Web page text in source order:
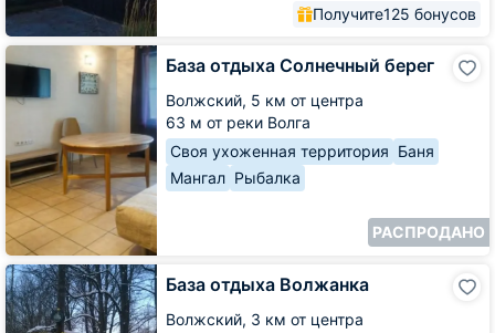
Получите125 бонусов
База отдыха Солнечный берег
Волжский, 5 км от центра
63 м от реки Волга
Своя ухоженная территория Баня
Мангал Рыбалка
РАСПРОДАНО
База
отдыха
Солнечный
База отдыха Волжанка
Волжский, 3 км от центра
База
отдыха
Волжанка